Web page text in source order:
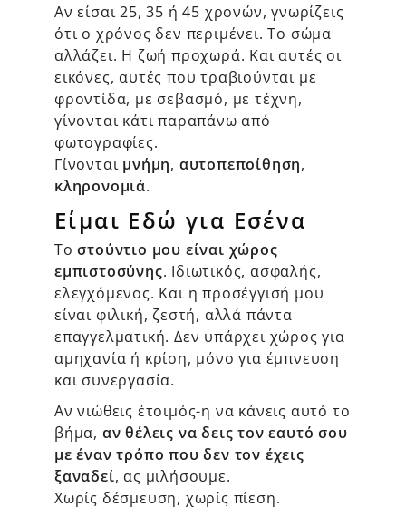
Αν είσαι 25, 35 ή 45 χρονών, γνωρίζεις
ότι ο χρόνος δεν περιμένει. Το σώμα
αλλάζει. Η ζωή προχωρά. Και αυτές οι
εικόνες, αυτές που τραβιούνται με
φροντίδα, με σεβασμό, με τέχνη,
γίνονται κάτι παραπάνω από
φωτογραφίες.
Γίνονται μνήμη, αυτοπεποίθηση,
κληρονομιά.
Είμαι Εδώ για Εσένα
Τοστούντιο μου είναι χώρος
εμπιστοσύνης. Ιδιωτικός, ασφαλής,
ελεγχόμενος. Και η προσέγγισή μου
είναι φιλική, ζεστή, αλλά πάντα
επαγγελματική. Δεν υπάρχει χώρος για
αμηχανία ή κρίση, μόνο για έμπνευση
και συνεργασία.
Αν νιώθεις έτοιμός-η να κάνεις αυτό το
βήμα, αν θέλεις να δεις τον εαυτό σου
με έναν τρόπο που δεν τον έχεις
ξαναδεί, ας μιλήσουμε.
Χωρίς δέσμευση, χωρίς πίεση.